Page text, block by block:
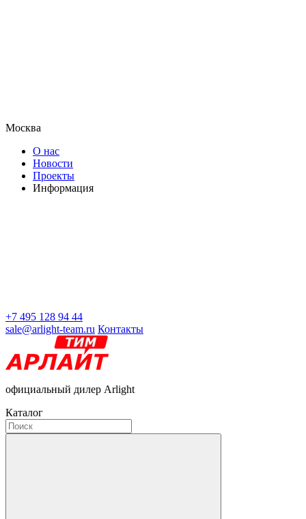
Москва
О нас
Новости
Проекты
Информация
+7 495 128 94 44
sale@arlight-team.ru Контакты
официальный дилер Arlight
Каталог